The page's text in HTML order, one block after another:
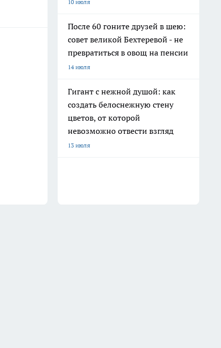
10 июля
После 60 гоните друзей в шею:
совет великой Бехтеревой - не
превратиться в овощ на пенсии
14 июля
Гигант с нежной душой: как
создать белоснежную стену
цветов, от которой
невозможно отвести взгляд
13 июля